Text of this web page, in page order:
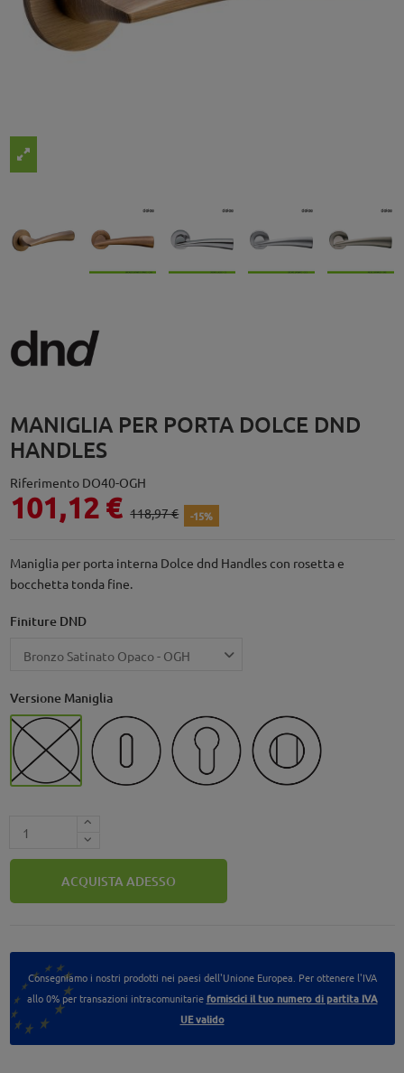
MANIGLIA PER PORTA DOLCE DND
HANDLES
Riferimento DO40-OGH
101,12 € 118,97 € -15%
Maniglia per porta interna Dolce dnd Handles con rosetta e
bocchetta tonda fine.
Finiture DND
Versione Maniglia
cieca (senza chiave)Foro Patent (foro chiave)Foro Yale (foro cilindro)Con Nottolino WC
ACQUISTA ADESSO
Consegniamo i nostri prodotti nei paesi dell'Unione Europea. Per ottenere l'IVA
allo 0% per transazioni intracomunitarie forniscici il tuo numero di partita IVA
UE valido